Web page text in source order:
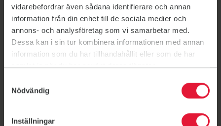
vidarebefordrar även sådana identifierare och annan
information från din enhet till de sociala medier och
annons- och analysföretag som vi samarbetar med.
Dessa kan i sin tur kombinera informationen med annan
information som du har tillhandahållit eller som de har
samlat in när du har använt deras tjänster.
Nödvändig
Inställningar
before class.
Contact
info@friskis.be
Current schedule & Book a class